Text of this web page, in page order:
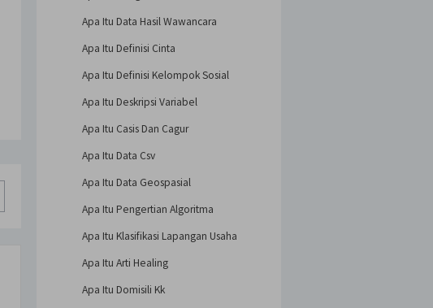
Apa Itu Data Hasil Wawancara
Apa Itu Definisi Cinta
Apa Itu Definisi Kelompok Sosial
Apa Itu Deskripsi Variabel
Apa Itu Casis Dan Cagur
Apa Itu Data Csv
Apa Itu Data Geospasial
Apa Itu Pengertian Algoritma
Apa Itu Klasifikasi Lapangan Usaha
Apa Itu Arti Healing
Apa Itu Domisili Kk